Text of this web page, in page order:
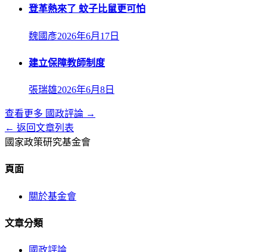
登革熱來了 蚊子比鼠更可怕
魏國彥2026年6月17日
建立保障教師制度
張瑞雄2026年6月8日
查看更多 國政評論 →
← 返回文章列表
國家政策研究基金會
頁面
關於基金會
文章分類